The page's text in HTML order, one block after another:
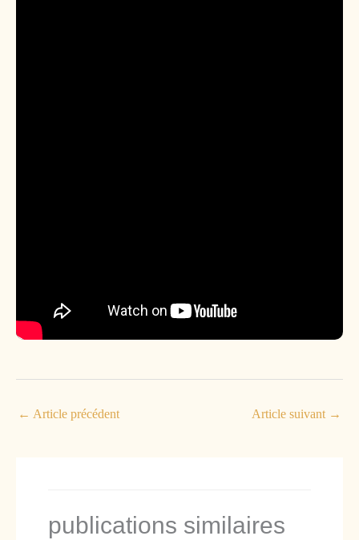
← Article précédent Article suivant →
publications similaires